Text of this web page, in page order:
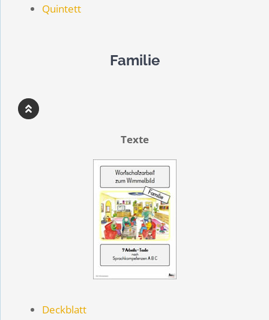
Quintett
Familie
Texte
Deckblatt